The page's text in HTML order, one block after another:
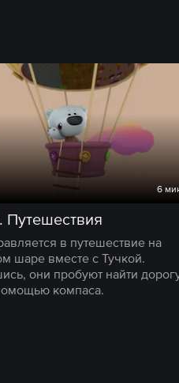
6
Путешествия
в путешествие на
шаре вместе с Тучкой.
они пробуют найти
компаса.